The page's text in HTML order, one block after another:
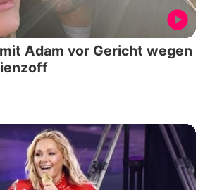
Adam vor Gericht wegen